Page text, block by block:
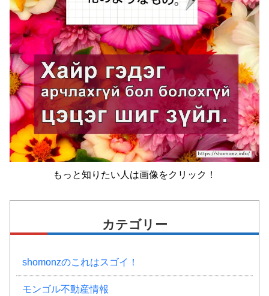
もっと知りたい人は画像をクリック！
カテゴリー
shomonzのこれはスゴイ！
モンゴル不動産情報